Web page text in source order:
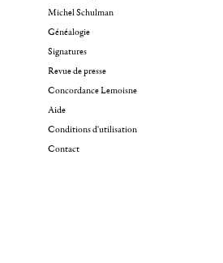
Michel Schulman
Généalogie
Signatures
Revue de presse
Concordance Lemoisne
Aide
Conditions d'utilisation
Contact